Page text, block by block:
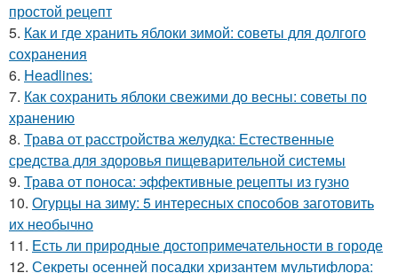
простой рецепт
5. Как и где хранить яблоки зимой: советы для долгого
сохранения
6. Headlines:
7. Как сохранить яблоки свежими до весны: советы по
хранению
8. Трава от расстройства желудка: Естественные
средства для здоровья пищеварительной системы
9. Трава от поноса: эффективные рецепты из гузно
10. Огурцы на зиму: 5 интересных способов заготовить
их необычно
11. Есть ли природные достопримечательности в городе
12. Секреты осенней посадки хризантем мультифлора: